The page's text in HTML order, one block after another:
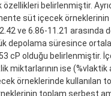
belirlenmiştir.
süt içecek örneklerinin
ve 6.86-11.21 arasında
depolama süresince
cP olduğu belirlenmiştir.
miktarlarının ise (%vlaktik
örneklerinde kullanılan
toplam serbest